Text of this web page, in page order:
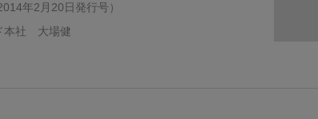
年2月20日発行号）
本社 大場健